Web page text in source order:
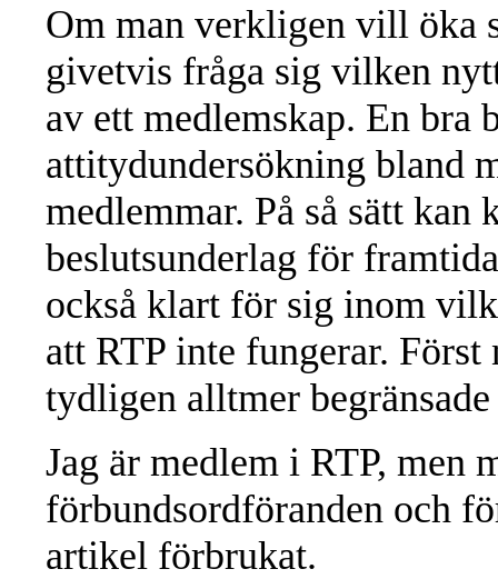
Om man verkligen vill öka
givetvis fråga sig vilken
av ett medlemskap. En bra
attitydundersökning bland
medlemmar. På så sätt kan
beslutsunderlag för
också klart för sig inom
att RTP inte fungerar.
tydligen alltmer
Jag är medlem i RTP, men
förbundsordföranden och
artikel förbrukat.